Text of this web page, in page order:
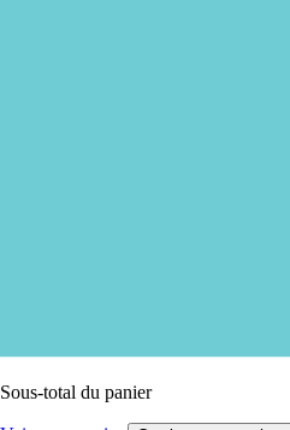
Sous-total du panier